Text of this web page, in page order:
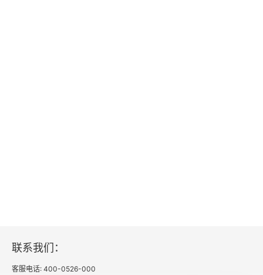
联系我们：
客服电话: 400-0526-000